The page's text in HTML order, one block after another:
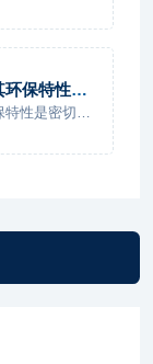
要满足当前安
寄托情感。
环保特性有
特性是密切相
存在。其环保